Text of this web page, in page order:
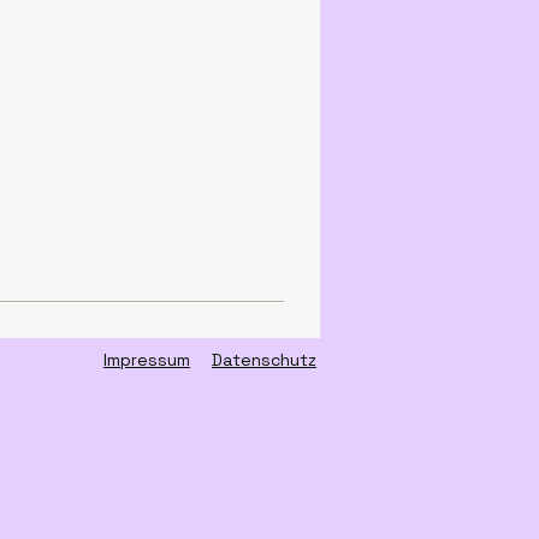
Impressum Datenschutz